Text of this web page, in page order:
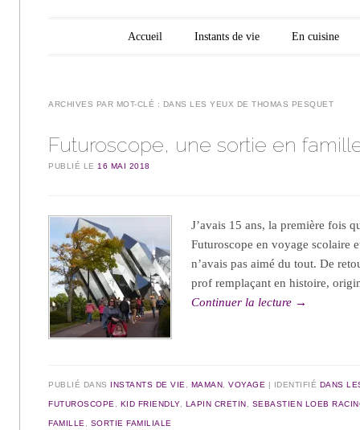
Menu principal
Aller au contenu
Accueil Instants de vie En cuisine
ARCHIVES PAR MOT-CLÉ : DANS LES YEUX DE THOMAS PESQUET
Futuroscope, une sortie en
PUBLIÉ LE16 MAI 2018
J’avais 15 ans, la première fois
Futuroscope en voyage scolaire
n’avais pas aimé du tout. De
prof remplaçant en histoire,
Continuer la lecture →
PUBLIÉ DANS INSTANTS DE VIE MAMAN ,VOYAGE IDENTIFIÉ DANS
FUTUROSCOPE KID FRIENDLY, LAPIN CRETIN SEBASTIEN LOEB
FAMILLE SORTIE FAMILIALE